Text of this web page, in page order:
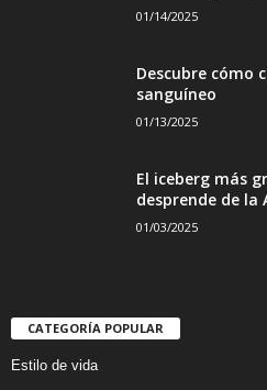
01/14/2025
Descubre cómo
sanguíneo
01/13/2025
El iceberg más
desprende de
01/03/2025
CATEGORÍA POPULAR
Estilo de vida